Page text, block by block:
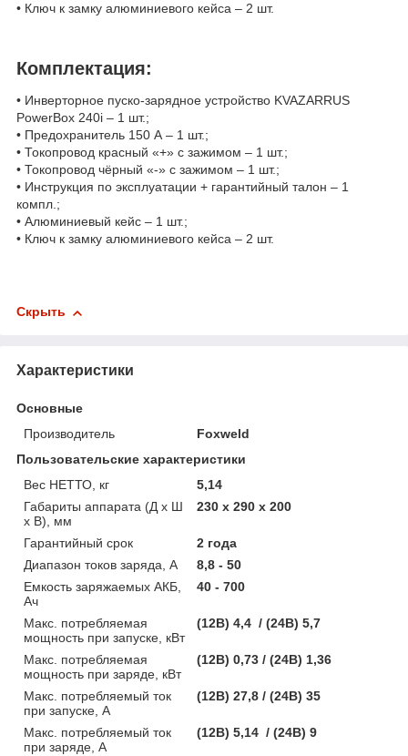
• Ключ к замку алюминиевого кейса – 2 шт.
Комплектация:
• Инверторное пуско-зарядное устройство KVAZARRUS
PowerBox 240i – 1 шт.;
• Предохранитель 150 А – 1 шт.;
• Токопровод красный «+» с зажимом – 1 шт.;
• Токопровод чёрный «-» с зажимом – 1 шт.;
• Инструкция по эксплуатации + гарантийный талон – 1
компл.;
• Алюминиевый кейс – 1 шт.;
• Ключ к замку алюминиевого кейса – 2 шт.
Скрыть
Характеристики
Основные
Производитель
Foxweld
Пользовательские характеристики
Вес НЕТТО, кг
5,14
Габариты аппарата (Д х Ш
х В), мм
230 x 290 x 200
Гарантийный срок
2 года
Диапазон токов заряда, А
8,8 - 50
Емкость заряжаемых АКБ,
Ач
40 - 700
Макс. потребляемая
мощность при запуске, кВт
(12В) 4,4 / (24В) 5,7
Макс. потребляемая
мощность при заряде, кВт
(12В) 0,73 / (24В) 1,36
Макс. потребляемый ток
при запуске, А
(12В) 27,8 / (24В) 35
Макс. потребляемый ток
при заряде, А
(12В) 5,14 / (24В) 9